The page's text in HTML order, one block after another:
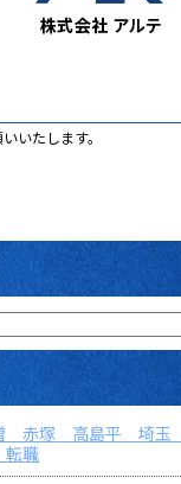
いたします。
赤塚 高島平 埼
職